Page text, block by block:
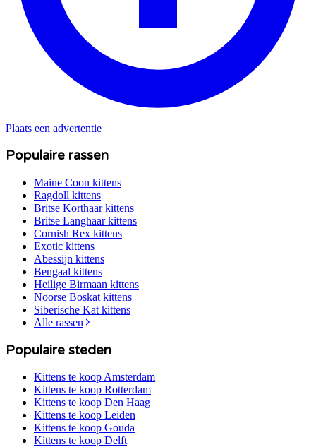
Plaats een advertentie
Populaire rassen
Maine Coon kittens
Ragdoll kittens
Britse Korthaarkittens
Britse Langhaarkittens
Cornish Rex kittens
Exotic kittens
Abessijn kittens
Bengaal kittens
Heilige Birmaan kittens
Noorse Boskat kittens
Siberische Kat kittens
Alle rassen
Populaire steden
Kittens te koopAmsterdam
Kittens te koop Rotterdam
Kittens te koop Den Haag
Kittens te koop Leiden
Kittens te koop Gouda
Kittens te koop Delft